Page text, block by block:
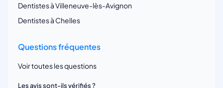
Dentistes à Villeneuve-lès-Avignon
Dentistes à Chelles
Questions fréquentes
Voir toutes les questions
Les avis sont-ils vérifiés ?